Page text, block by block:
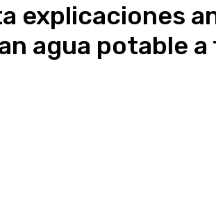
explicaciones
agua potable